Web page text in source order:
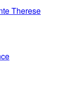
Therese